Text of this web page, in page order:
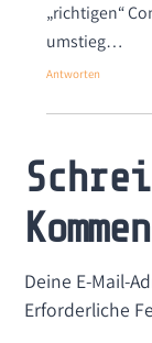
„richtigen“
umstieg…
Antworten
Deine E-Mail-
Erforderliche